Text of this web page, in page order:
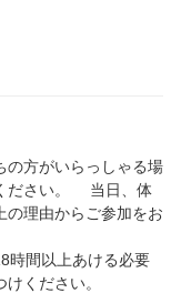
の方がいらっしゃる場
ださい。 当日、体
の理由からご参加をお
時間以上あける必要
ください。